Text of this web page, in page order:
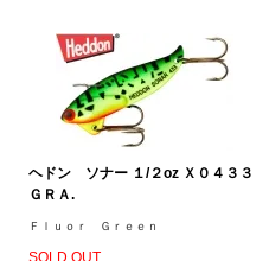
ヘドン ソナー １/２oz Ｘ０４３３
ＧＲＡ.
Ｆｌｕｏｒ Ｇｒｅｅｎ
SOLD OUT